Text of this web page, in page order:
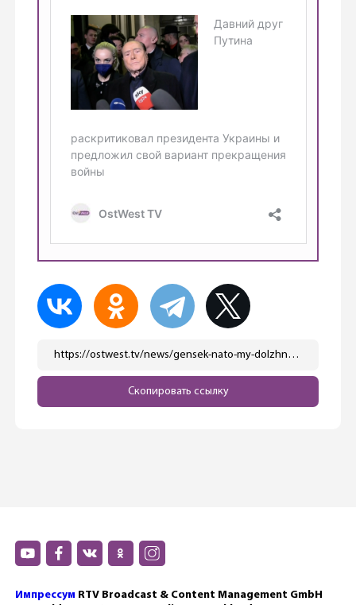
https://ostwest.tv/news/gensek-nato-my-dolzhny-predostavit-ukraine-vsjo-neobhodimoe-dlya-pobedy/
Скопировать ссылку
Импрессум RTV Broadcast & Content Management GmbH